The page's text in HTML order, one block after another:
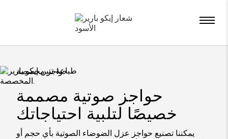
حواجز مخصصة
حواجز صوتية مصممة
خصيصًا لتلبية احتياجاتك
يمكننا تصنيع حواجز عزل الضوضاء الصوتية بأي حجم أو